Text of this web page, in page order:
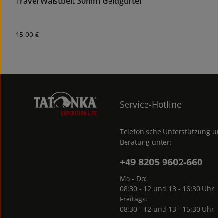
Regulärer Preis:
15,00 €
Service-Hotline
Telefonische Unterstützung
Beratung unter:
+49 8205 9602-660
Mo - Do:
08:30 - 12 und 13 - 16:30 Uhr
Freitags:
08:30 - 12 und 13 - 15:30 Uhr